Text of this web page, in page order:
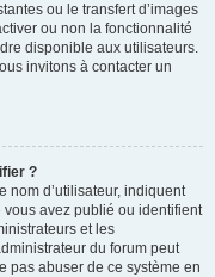
ou le transfert d’images
ou non la fonctionnalité
disponible aux utilisateurs.
invitons à contacter un
?
nom d’utilisateur, indiquent
avez publié ou identifient
et les
du forum peut
pas abuser de ce système en